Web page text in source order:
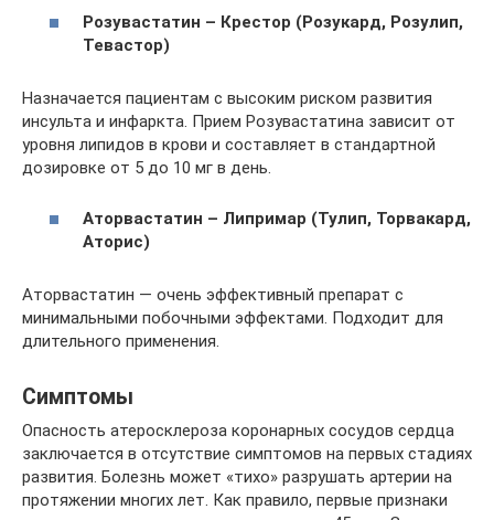
Розувастатин – Крестор (Розукард, Розулип,
Тевастор)
Назначается пациентам с высоким риском развития
инсульта и инфаркта. Прием Розувастатина зависит от
уровня липидов в крови и составляет в стандартной
дозировке от 5 до 10 мг в день.
Аторвастатин – Липримар (Тулип, Торвакард,
Аторис)
Аторвастатин — очень эффективный препарат с
минимальными побочными эффектами. Подходит для
длительного применения.
Симптомы
Опасность атеросклероза коронарных сосудов сердца
заключается в отсутствие симптомов на первых стадиях
развития. Болезнь может «тихо» разрушать артерии на
протяжении многих лет. Как правило, первые признаки